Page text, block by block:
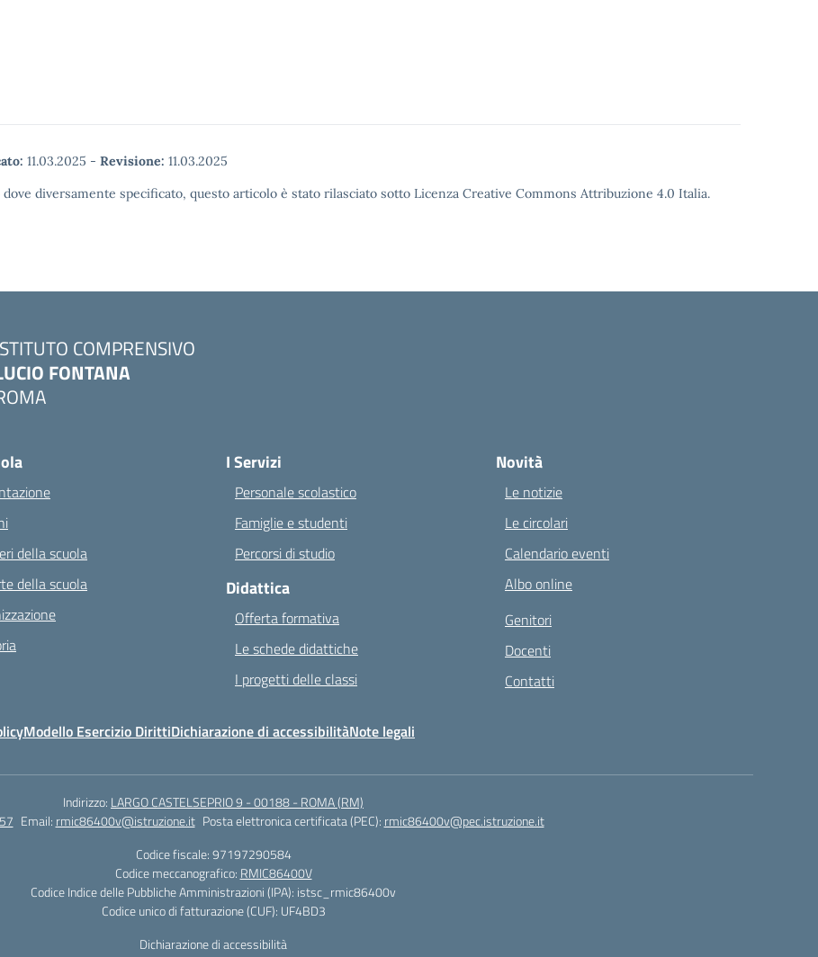
11.03.2025 - Revisione: 11.03.2025
dove diversamente specificato, questo articolo è stato rilasciato sotto Licenza Creative Commons Attribuzione 4.0 Italia.
COMPRENSIVO
FONTANA
della scuola
della scuola
I Servizi
Personale scolastico
Famiglie e studenti
Percorsi di studio
Didattica
Offerta formativa
Le schede didattiche
I progetti delle classi
Novità
Le notizie
Le circolari
Calendario eventi
Albo online
Genitori
Docenti
Contatti
Modello Esercizio DirittiDichiarazione di accessibilitàNote legali
Indirizzo: LARGO CASTELSEPRIO 9 - 00188 - ROMA (RM)
Email: rmic86400v@istruzione.it Posta elettronica certificata (PEC): rmic86400v@pec.istruzione.it
Codice fiscale: 97197290584
Codice meccanografico: RMIC86400V
Codice Indice delle Pubbliche Amministrazioni (IPA): istsc_rmic86400v
Codice unico di fatturazione (CUF): UF4BD3
Dichiarazione di accessibilità